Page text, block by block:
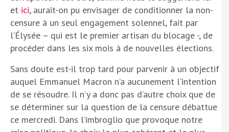
et ici, aurait-on pu envisager de conditionner la non-
censure à un seul engagement solennel, fait par
l’Élysée – qui est le premier artisan du blocage -, de
procéder dans les six mois à de nouvelles élections.
Sans doute est-il trop tard pour parvenir à un objectif
auquel Emmanuel Macron n’a aucunement l’intention
de se résoudre. Il n’y a donc pas d’autre choix que de
se déterminer sur la question de la censure débattue
ce mercredi. Dans l’imbroglio que provoque notre